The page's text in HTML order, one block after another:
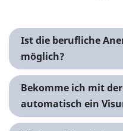
Ist die berufliche
möglich?
Bekomme ich mit
automatisch ein